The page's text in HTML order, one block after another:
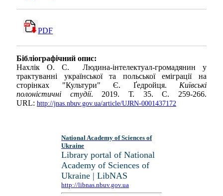
PDF
Бібліографічний опис:
Нахлік О. С. Людина-інтелектуал-громадянин у
трактуванні української та польської еміграції на
сторінках "Культури" Є. Ґедройця. Київські
полоністичні студії. 2019. Т. 35. С. 259-266.
URL: http://jnas.nbuv.gov.ua/article/UJRN-0001437172
National Academy of Sciences of
Ukraine
Library portal of National
Academy of Sciences of
Ukraine | LibNAS
http://libnas.nbuv.gov.ua